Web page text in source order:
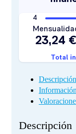
Descripción
Descripción